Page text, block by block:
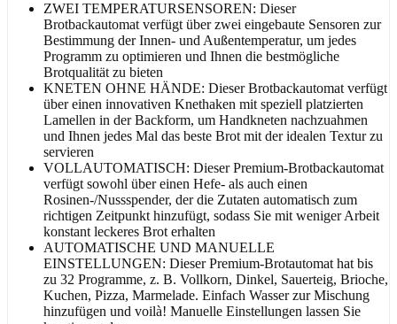
ZWEI TEMPERATURSENSOREN: Dieser
Brotbackautomat verfügt über zwei eingebaute Sensoren zur
Bestimmung der Innen- und Außentemperatur, um jedes
Programm zu optimieren und Ihnen die bestmögliche
Brotqualität zu bieten
KNETEN OHNE HÄNDE: Dieser Brotbackautomat verfügt
über einen innovativen Knethaken mit speziell platzierten
Lamellen in der Backform, um Handkneten nachzuahmen
und Ihnen jedes Mal das beste Brot mit der idealen Textur zu
servieren
VOLLAUTOMATISCH: Dieser Premium-Brotbackautomat
verfügt sowohl über einen Hefe- als auch einen
Rosinen-/Nussspender, der die Zutaten automatisch zum
richtigen Zeitpunkt hinzufügt, sodass Sie mit weniger Arbeit
konstant leckeres Brot erhalten
AUTOMATISCHE UND MANUELLE
EINSTELLUNGEN: Dieser Premium-Brotautomat hat bis
zu 32 Programme, z. B. Vollkorn, Dinkel, Sauerteig, Brioche,
Kuchen, Pizza, Marmelade. Einfach Wasser zur Mischung
hinzufügen und voilà! Manuelle Einstellungen lassen Sie